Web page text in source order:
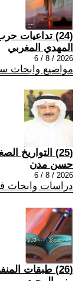
(24) تداعيات حرب الهروب!!
المهدي المغربي
2026 / 8 / 6
مواضيع وابحاث
(25) التواريخ الصغيرة
حسن مدن
2026 / 8 / 6
دراسات وابحاث
(26) طبقات المنفى في أعمال بهرم حاجو